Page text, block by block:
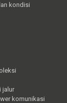
kondisi
jalur
komunikasi